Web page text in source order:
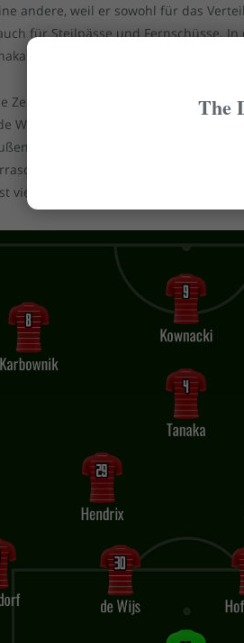
andere, weil er sowohl für das
für Steilpässe und Fernschüsse.
unserem Shinta Appelkamp
Zehn, ist die Doppelsechs aus Jorrit
Wijs und Andre Hoffmann als
gibt, dann sollte hinter
– Tim Oberdorf sein.
vielleicht auch Benjamin Böckle.
The